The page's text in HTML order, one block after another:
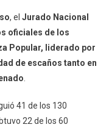
, el Jurado Nacional
oficiales de los
Popular, liderado por
de escaños tanto en
41 de los 130
22 de los 60